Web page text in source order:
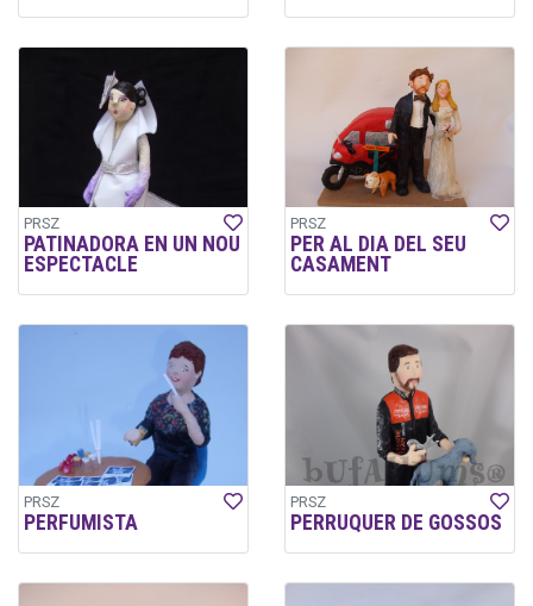
PRSZ
PATINADORA EN UN NOU
ESPECTACLE
PRSZ
PER AL DIA DEL SEU
CASAMENT
PRSZ
PERFUMISTA
PRSZ
PERRUQUER DE GOSSOS